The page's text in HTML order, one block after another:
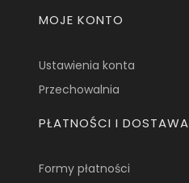
MOJE KONTO
Ustawienia konta
Przechowalnia
PŁATNOŚCI I DOSTAWA
Formy płatności